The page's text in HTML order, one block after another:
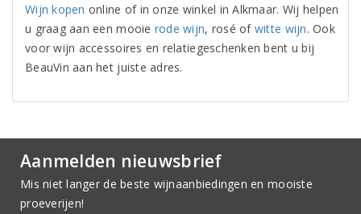
Wijn kopen online of in onze winkel in Alkmaar. Wij helpen
u graag aan een mooie rode wijn, rosé of witte wijn. Ook
voor wijn accessoires en relatiegeschenken bent u bij
BeauVin aan het juiste adres.
Aanmelden nieuwsbrief
Mis niet langer de beste wijnaanbiedingen en mooiste
proeverijen!